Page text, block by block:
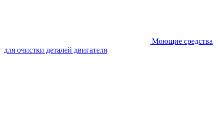
Моющие средства
для очистки деталей двигателя